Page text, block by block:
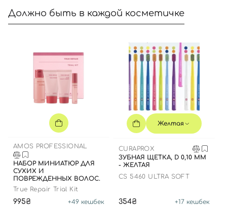
Должно быть в каждой косметичке
AMOS PROFESSIONAL
НАБОР МИНИАТЮР ДЛЯ
СУХИХ И
ПОВРЕЖДЕННЫХ ВОЛОС.
True Repair Trial Kit
995₴ +49 кешбек
Желтая
CURAPROX
ЗУБНАЯ ЩЕТКА, D 0,10 ММ
- ЖЕЛТАЯ
CS 5460 ULTRA SOFT
354₴ +17 кешбек